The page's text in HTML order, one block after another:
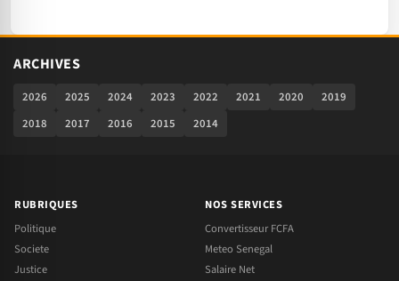
ARCHIVES
2026 2025 2024 2023 2022 2021 2020
2019
2018
2017 2016 2015 2014
RUBRIQUES
Politique
Societe
Justice
NOS SERVICES
Convertisseur FCFA
Meteo Senegal
Salaire Net